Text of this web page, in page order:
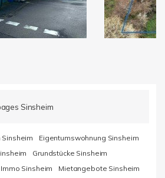
Sinsheim
Eigentumswohnung Sinsheim
Grundstücke Sinsheim
Immo Sinsheim
Mietangebote Sinsheim